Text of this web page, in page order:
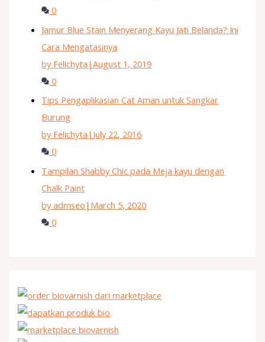
0
Jamur Blue Stain Menyerang Kayu Jati Belanda? Ini
Cara Mengatasinya
by Felichyta |August 1, 2019
0
Tips Pengaplikasian Cat Aman untuk Sangkar
Burung
by Felichyta | July 22, 2016
0
Tampilan Shabby Chic pada Meja kayu dengan
Chalk Paint
by admseo | March 5, 2020
0